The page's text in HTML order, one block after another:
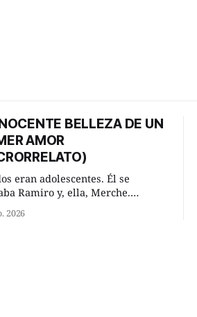
BELLEZA DE UN
AMOR
eran adolescentes. Él se
Ramiro y, ella, Merche.
de verano, a las ocho de la
2026